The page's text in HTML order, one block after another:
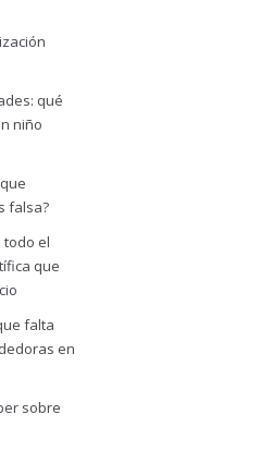
qué
niño
falsa?
todo el
que
falta
en
sobre